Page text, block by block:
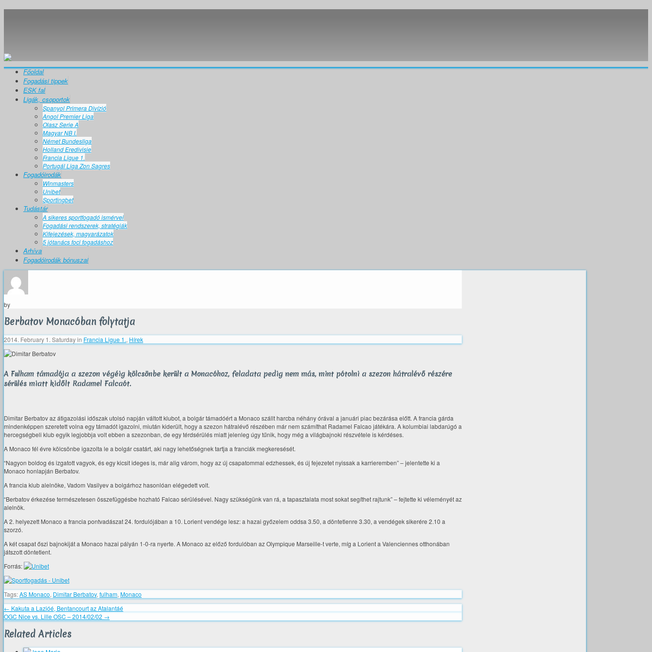
Főoldal
Fogadási tippek
ESK fal
Ligák, csoportok
Spanyol Primera Divízió
Angol Premier Liga
Olasz Serie A
Magyar NB I.
Német Bundesliga
Holland Eredivisie
Francia Ligue 1.
Portugál Liga Zon Sagres
Fogadóirodák
Winmasters
Unibet
Sportingbet
Tudástár
A sikeres sportfogadó ismérvei
Fogadási rendszerek, stratégiák
Kifejezések, magyarázatok
5 jótanács foci fogadáshoz
Arhíva
Fogadóirodák bónuszai
by
Berbatov Monacóban folytatja
2014. February 1. Saturdayin Francia Ligue 1., Hírek
A Fulham támadója a szezon végéig kölcsönbe került a Monacóhoz, feladata pedig nem más, mint pótolni a szezon hátralévő részére
sérülés miatt kidőlt Radamel Falcaót.
Dimitar Berbatov az átigazolási időszak utolsó napján váltott klubot, a bolgár támadóért a Monaco szállt harcba néhány órával a januári piac bezárása előtt. A francia gárda
mindenképpen szeretett volna egy támadót igazolni, miután kiderült, hogy a szezon hátralévő részében már nem számíthat Radamel Falcao játékára. A kolumbiai labdarúgó a
hercegségbeli klub egyik legjobbja volt ebben a szezonban, de egy térdsérülés miatt jelenleg úgy tűnik, hogy még a világbajnoki részvétele is kérdéses.
A Monaco fél évre kölcsönbe igazolta le a bolgár csatárt, aki nagy lehetőségnek tartja a franciák megkeresését.
“Nagyon boldog és izgatott vagyok, és egy kicsit ideges is, már alig várom, hogy az új csapatommal edzhessek, és új fejezetet nyissak a karrieremben” – jelentette ki a
Monaco honlapján Berbatov.
A francia klub alelnöke, Vadom Vasilyev a bolgárhoz hasonlóan elégedett volt.
“Berbatov érkezése természetesen összefüggésbe hozható Falcao sérülésével. Nagy szükségünk van rá, a tapasztalata most sokat segíthet rajtunk” – fejtette ki véleményét az
alelnök.
A 2. helyezett Monaco a francia pontvadászat 24. fordulójában a 10. Lorient vendége lesz: a hazai győzelem oddsa 3.50, a döntetlenre 3.30, a vendégek sikerére 2.10 a
szorzó.
A két csapat őszi bajnokiját a Monaco hazai pályán 1-0-ra nyerte. A Monaco az előző fordulóban az Olympique Marseille-t verte, míg a Lorient a Valenciennes otthonában
játszott döntetlent.
Forrás:
Tags:AS Monaco, Dimitar Berbatov, fulham, Monaco
← Kakuta a Lazióé, Bentancourt az Atalantáé
OGC Nice vs. Lille OSC – 2014/02/02 →
Related Articles